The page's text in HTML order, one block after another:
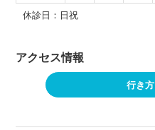
休診日：日祝
アクセス情報
行き